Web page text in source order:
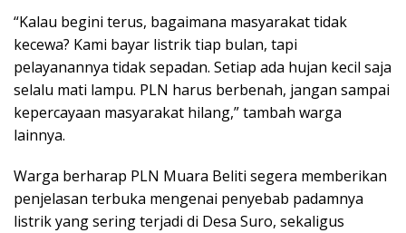
“Kalau begini terus, bagaimana masyarakat tidak
kecewa? Kami bayar listrik tiap bulan, tapi
pelayanannya tidak sepadan. Setiap ada hujan kecil saja
selalu mati lampu. PLN harus berbenah, jangan sampai
kepercayaan masyarakat hilang,” tambah warga
lainnya.
Warga berharap PLN Muara Beliti segera memberikan
penjelasan terbuka mengenai penyebab padamnya
listrik yang sering terjadi di Desa Suro, sekaligus